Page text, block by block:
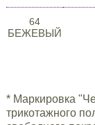
64
БЕЖЕВЫЙ
* Маркировка
трикотажного